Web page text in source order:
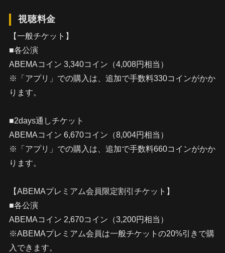
視聴料金
【一般チケット】
■各公演
ABEMAコイン 3,340コイン（4,008円相当）
※「アプリ」での購入は、追加で手数料330コインがかか
ります。
■2days通しチケット
ABEMAコイン 6,670コイン（8,004円相当）
※「アプリ」での購入は、追加で手数料660コインがかか
ります。
【ABEMAプレミアム会員限定割引チケット】
■各公演
ABEMAコイン 2,670コイン（3,200円相当）
※ABEMAプレミアム会員は一般チケットの20%引きで購
入できます。